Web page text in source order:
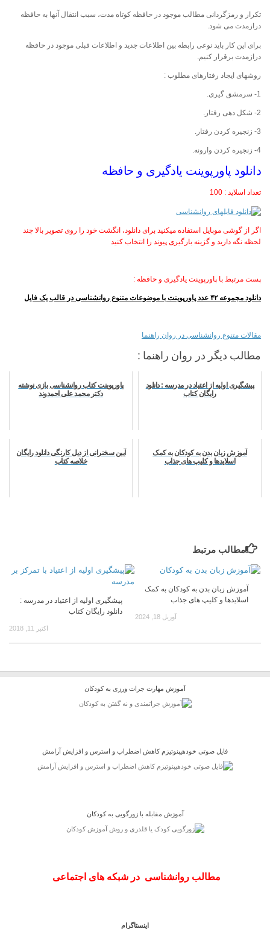
تکرار و رمزگردانی مطالب موجود در حافظه کوتاه مدت، سبب انتقال آنها به حافظه
درازمدت می شود.
برای این کار باید نوعی رابطه بین اطلاعات جدید و اطلاعات قبلی موجود در حافظه
درازمدت برقرار کنیم.
روشهای ایجاد رفتارهای مطلوب :
1- سرمشق گیری.
2- شکل دهی رفتار.
3- زنجیره کردن رفتار.
4- زنجیره کردن وارونه.
دانلود پاورپوینت يادگيری و حافظه
تعداد اسلاید : 100
اگر از گوشی موبایل استفاده میکنید برای دانلود، انگشت خود را روی تصویر بالا چند
لحظه نگه دارید و گزینه بارگیری پیوند را انتخاب کنید
پست مرتبط با پاورپوینت يادگيری و حافظه :
دانلود مجموعه ۴۲ عدد پاورپوینت با موضوعات متنوع روانشناسی در قالب یک فایل
مقالات متنوع روانشناسی در روان راهنما
مطالب دیگر در روان راهنما :
پيشگيری اوليه از اعتياد در مدرسه : دانلود
رایگان کتاب
پاورپوینت کتاب روانشناسی بازی نوشته
دکتر محمد علی احمدوند
آموزش زبان بدن به کودکان به کمک
اسلایدها و کلیپ های جذاب
آیین سخنرانی از دیل کارنگی دانلود رایگان
خلاصه کتاب
مطالب مرتبط
پيشگيری اوليه از اعتياد در مدرسه :
دانلود رایگان کتاب
اکتبر 11, 2018
آموزش زبان بدن به کودکان به کمک
اسلایدها و کلیپ های جذاب
آوریل 18, 2024
آموزش مقابله با زورگویی به کودکان
فایل صوتی خودهیپنوتیزم کاهش اضطراب و استرس و افزایش آرامش
آموزش مهارت جرات ورزی به کودکان
مطالب روانشناسی در شبکه های اجتماعی
اینستاگرام